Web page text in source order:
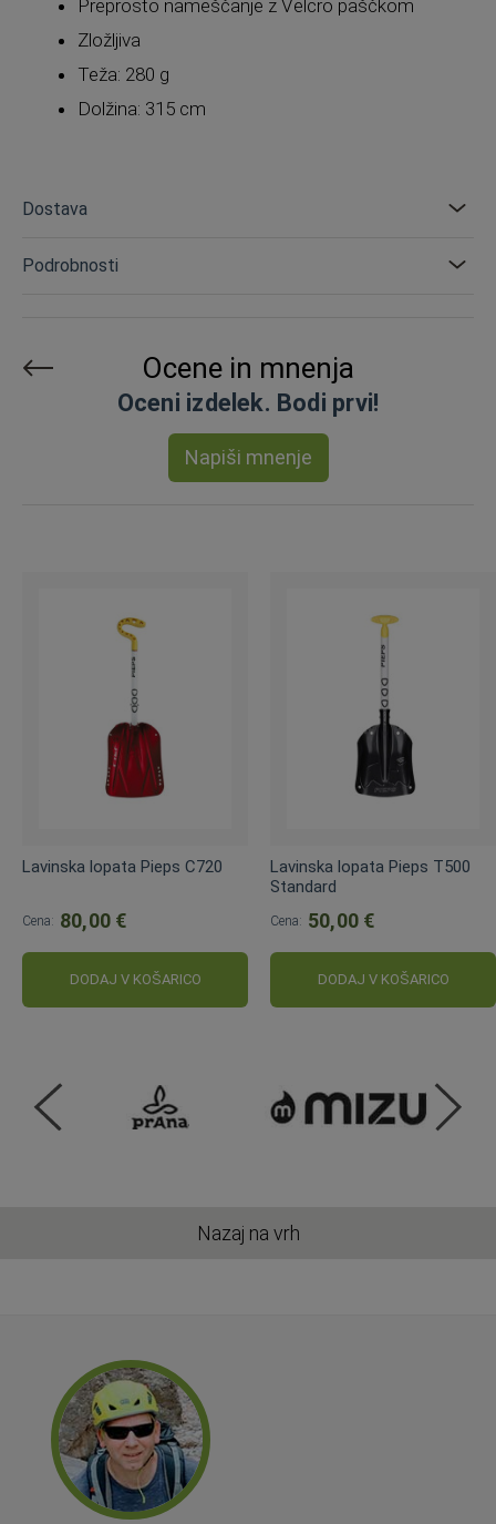
Preprosto nameščanje z Velcro paščkom
Zložljiva
Teža: 280 g
Dolžina: 315 cm
Dostava
Podrobnosti
Ocene in mnenja
Oceni izdelek. Bodi prvi!
Napiši mnenje
Lavinska lopata Pieps C720
Cena: 80,00 €
DODAJ V KOŠARICO
Lavinska lopata Pieps T500
Standard
Cena: 50,00 €
DODAJ V KOŠARICO
Nazaj na vrh